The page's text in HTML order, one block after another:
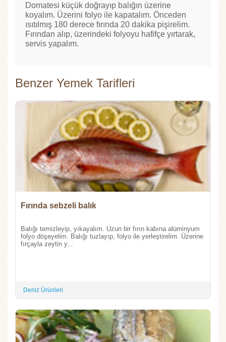
Domatesi küçük doğrayıp balığın üzerine
koyalım. Üzerini folyo ile kapatalım. Önceden
ısıtılmış 180 derece fırında 20 dakika pişirelim.
Fırından alıp, üzerindeki folyoyu hafifçe yırtarak,
servis yapalım.
Benzer Yemek Tarifleri
Fırında sebzeli balık
Balığı temizleyip, yıkayalım. Uzun bir fırın kabına alüminyum
folyo döşeyelim. Balığı tuzlayıp, folyo ile yerleştirelim. Üzerine
fırçayla zeytin y...
Deniz Ürünleri